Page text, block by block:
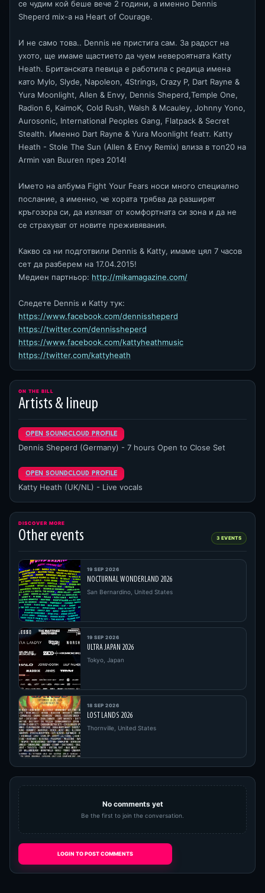
се чудим кой беше вече 2 години, а именно Dennis
Sheperd mix-a на Heart of Courage.
И не само това.. Dennis не пристига сам. За радост на
ухото, ще имаме щастието да чуем невероятната Katty
Heath. Британската певица е работила с редица имена
като Mylo, Slyde, Napoleon, 4Strings, Crazy P, Dart Rayne &
Yura Moonlight, Allen & Envy, Dennis Sheperd,Temple One,
Radion 6, KaimoK, Cold Rush, Walsh & Mcauley, Johnny Yono,
Aurosonic, International Peoples Gang, Flatpack & Secret
Stealth. Именно Dart Rayne & Yura Moonlight featт. Katty
Heath - Stole The Sun (Allen & Envy Remix) влиза в топ20 на
Armin van Buuren през 2014!
Името на албума Fight Your Fears носи много специално
послание, а именно, че хората трябва да разширят
кръгозора си, да излязат от комфортната си зона и да не
се страхуват от новите преживявания.
Какво са ни подготвили Dennis & Katty, имаме цял 7 часов
сет да разберем на 17.04.2015!
Медиен партньор: http://mikamagazine.com/
Следете Dennis и Katty тук:
https://www.facebook.com/dennissheperd
https://twitter.com/dennissheperd
https://www.facebook.com/kattyheathmusic
https://twitter.com/kattyheath
ON THE BILL
Artists & lineup
open soundcloud profile
Dennis Sheperd (Germany) - 7 hours Open to Close Set
open soundcloud profile
Katty Heath (UK/NL) - Live vocals
DISCOVER MORE
Other events 3 EVENTS
19 SEP 2026
NOCTURNAL WONDERLAND 2026
San Bernardino, United States
19 SEP 2026
ULTRA JAPAN 2026
Tokyo, Japan
18 SEP 2026
LOST LANDS 2026
Thornville, United States
No comments yet
Be the first to join the conversation.
LOGIN TO POST COMMENTS